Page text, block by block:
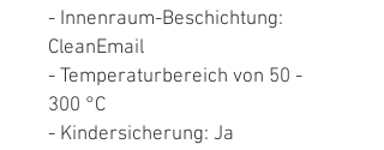
- Innenraum-Beschichtung:
CleanEmail
- Temperaturbereich von 50 -
300 °C
- Kindersicherung: Ja